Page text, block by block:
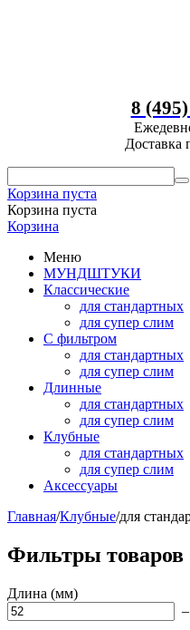
8
Доставка
Корзина пуста
Корзина пуста
Корзина
Меню
МУНДШТУКИ
Классические
для стандартных
для супер слим
С фильтром
для стандартных
для супер слим
Длинные
для стандартных
для супер слим
Клубные
для стандартных
для супер слим
Аксессуары
Главная/Клубные/для
Фильтры товаров
Длина (мм)
–